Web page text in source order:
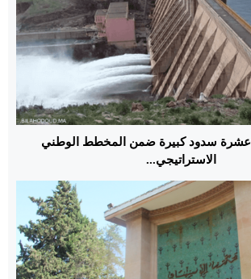
عشرة سدود كبيرة ضمن المخطط الوطني
الاستراتيجي...